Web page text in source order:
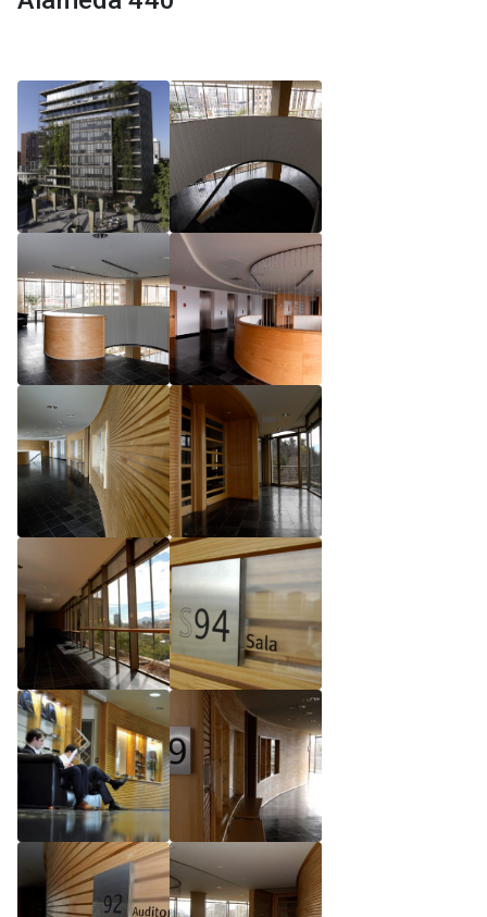
Reglamento de Magíster, Pontificia Universidad
Universidad Católica de Chile
Reglamento de Magíster, Pontificia Universidad
Católica de Chile LLM UC 2025
Reglamento de Seminarios de Graduación
Programa de Magíster en Derecho, LLM 2025